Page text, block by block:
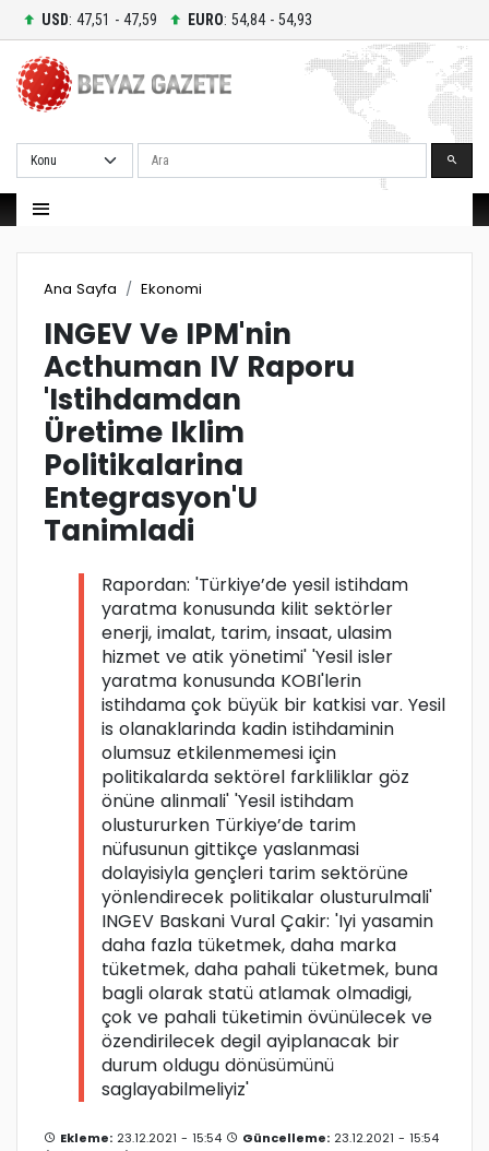
USD: 47,51 - 47,59 EURO: 54,84 - 54,93
Ara
Ana Sayfa Ekonomi
INGEV Ve IPM'nin
Acthuman IV Raporu
'Istihdamdan
Üretime Iklim
Politikalarina
Entegrasyon'U
Tanimladi
Rapordan: 'Türkiye’de yesil istihdam
yaratma konusunda kilit sektörler
enerji, imalat, tarim, insaat, ulasim
hizmet ve atik yönetimi' 'Yesil isler
yaratma konusunda KOBI'lerin
istihdama çok büyük bir katkisi var. Yesil
is olanaklarinda kadin istihdaminin
olumsuz etkilenmemesi için
politikalarda sektörel farkliliklar göz
önüne alinmali' 'Yesil istihdam
olustururken Türkiye’de tarim
nüfusunun gittikçe yaslanmasi
dolayisiyla gençleri tarim sektörüne
yönlendirecek politikalar olusturulmali'
INGEV Baskani Vural Çakir: 'Iyi yasamin
daha fazla tüketmek, daha marka
tüketmek, daha pahali tüketmek, buna
bagli olarak statü atlamak olmadigi,
çok ve pahali tüketimin övünülecek ve
özendirilecek degil ayiplanacak bir
durum oldugu dönüsümünü
saglayabilmeliyiz'
Ekleme: 23.12.2021 - 15:54 Güncelleme: 23.12.2021 - 15:54